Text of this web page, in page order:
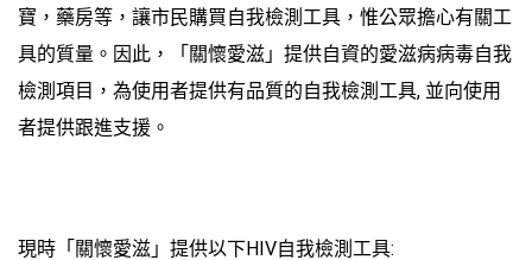
寶，藥房等，讓市民購買自我檢測工具，惟公眾擔心有關工
具的質量。因此，「關懷愛滋」提供自資的愛滋病病毒自我
檢測項目，為使用者提供有品質的自我檢測工具, 並向使用
者提供跟進支援。
現時「關懷愛滋」提供以下HIV自我檢測工具: